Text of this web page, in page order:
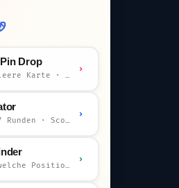
Drop
32 Teams · leere Karte · km-Wertung
›
32 Teams · 7 Runden · Scout-Kommentar
›
7 Fragen · welche Position bist du?
›